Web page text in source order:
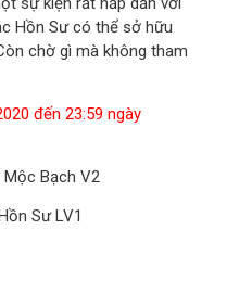
Hồn Sư có thể sở hữu
chờ gì mà không tham
đến 23:59 ngày
Bạch V2
Sư LV1